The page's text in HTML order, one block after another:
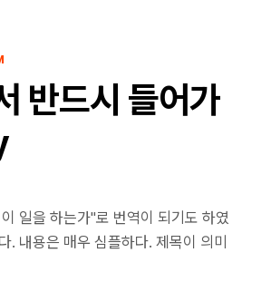
반드시 들어가
일을 하는가"로 번역이 되기도 하였
내용은 매우 심플하다. 제목이 의미